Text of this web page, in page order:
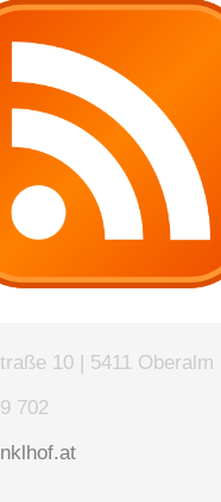
10 | 5411 Oberalm
702